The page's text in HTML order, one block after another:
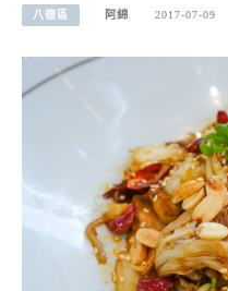
八德區 阿綿 2017-07-09